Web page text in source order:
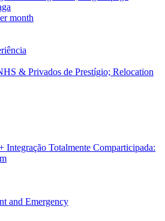
month
& Privados de Prestígio; Relocation
Integração Totalmente Comparticipada:
and Emergency